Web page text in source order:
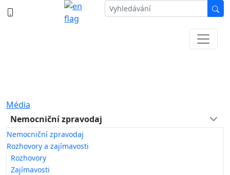
Média
Nemocniční zpravodaj
Nemocniční zpravodaj
Rozhovory a zajímavosti
Rozhovory
Zajímavosti